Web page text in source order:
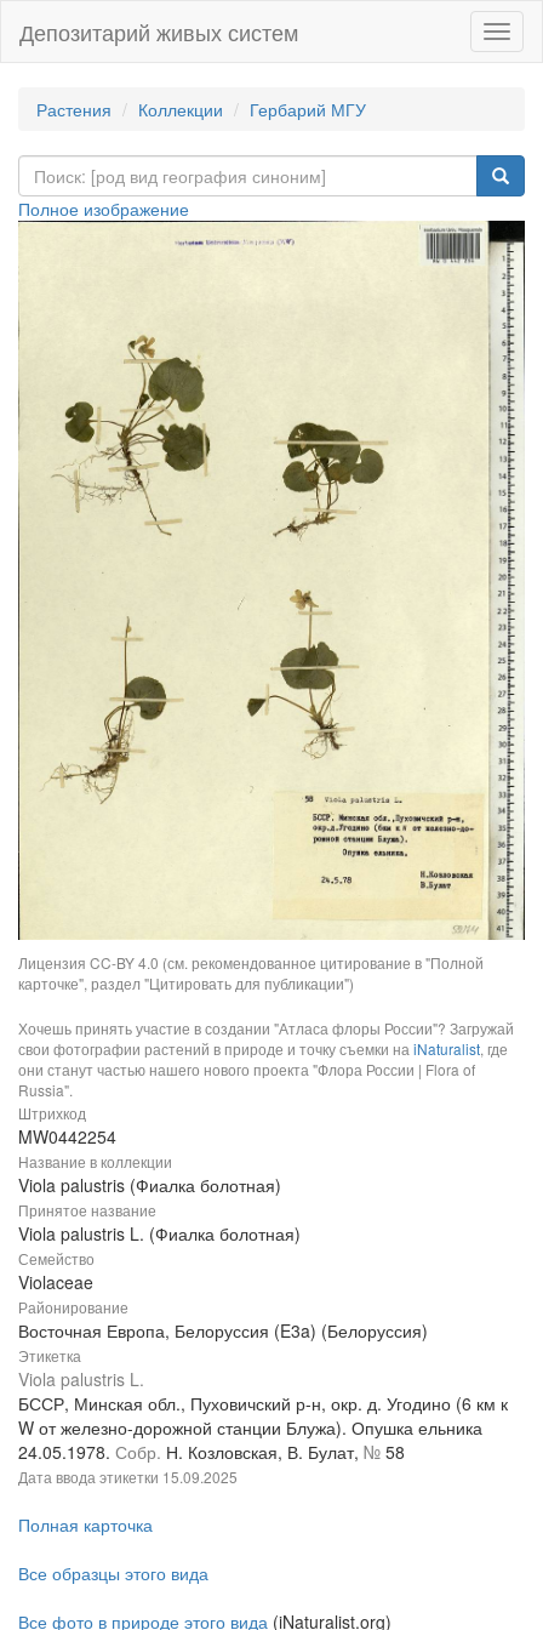
Депозитарий живых систем
Растения Коллекции Гербарий МГУ
Полное изображение
Лицензия CC-BY 4.0 (см. рекомендованное цитирование в "Полной
карточке", раздел "Цитировать для публикации")
Хочешь принять участие в создании "Атласа флоры России"? Загружай
свои фотографии растений в природе и точку съемки на iNaturalist, где
они станут частью нашего нового проекта "Флора России | Flora of
Russia".
Штрихкод
MW0442254
Название в коллекции
Viola palustris (Фиалка болотная)
Принятое название
Viola palustris L. (Фиалка болотная)
Семейство
Violaceae
Районирование
Восточная Европа, Белоруссия (E3a) (Белоруссия)
Этикетка
Viola palustris L.
БССР, Минская обл., Пуховичский р-н, окр. д. Угодино (6 км к
W от железно-дорожной станции Блужа). Опушка ельника
24.05.1978. Собр. Н. Козловская, В. Булат, № 58
Дата ввода этикетки 15.09.2025
Полная карточка
Все образцы этого вида
Все фото в природе этого вида (iNaturalist.org)